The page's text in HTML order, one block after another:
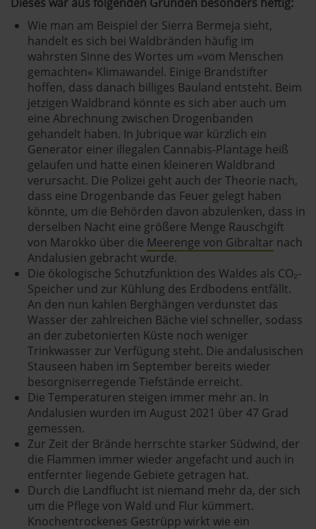
Wie man am Beispiel der Sierra Bermeja sieht,
handelt es sich bei Waldbränden häufig im
wahrsten Sinne des Wortes um »vom Menschen
gemachten« Klimawandel. Einige Brandstifter
hoffen, dass danach billiges Bauland entsteht. Beim
jetzigen Waldbrand könnte es sich aber auch um
eine Abrechnung zwischen Drogenbanden
gehandelt haben. In Jubrique war kürzlich ein
Generator einer illegalen Cannabis-Plantage heiß
gelaufen und hatte einen kleineren Waldbrand
verursacht. Die Polizei geht auch der Theorie nach,
dass eine Drogenbande das Feuer gelegt haben
könnte, um die Behörden davon abzulenken, dass in
derselben Nacht eine größere Menge Rauschgift
von Marokko über die Meerenge von Gibraltar nach
Andalusien gebracht wurde.
Die ökologische Schutzfunktion des Waldes als CO₂-
Speicher und zur Kühlung des Erdbodens entfällt.
An den nun kahlen Berghängen verdunstet das
Wasser der zahlreichen Bäche viel schneller, sodass
an der zubetonierten Küste noch weniger
Trinkwasser zur Verfügung steht. Die andalusischen
Stauseen haben im September bereits wieder
besorgniserregende Tiefstände erreicht.
Die Temperaturen steigen immer mehr an. In
Andalusien wurden im August 2021 über 47 Grad
gemessen.
Zur Zeit der Brände herrschte starker Südwind, der
die Flammen immer wieder angefacht und auch in
entfernter liegende Gebiete getragen hat.
Durch die Landflucht ist niemand mehr da, der sich
um die Pflege von Wald und Flur kümmert.
Knochentrockenes Gestrüpp wirkt wie ein